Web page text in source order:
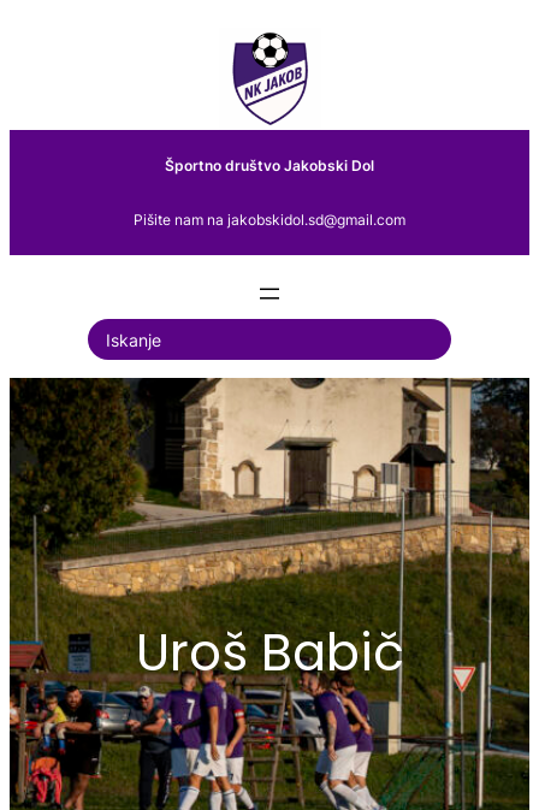
Športno društvo Jakobski Dol
Pišite nam na jakobskidol.sd@gmail.com
S
e
a
r
c
h
Uroš Babič